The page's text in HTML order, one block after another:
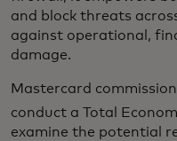
and block threats
against operational,
damage.
Mastercard
conduct a Total
examine the potential